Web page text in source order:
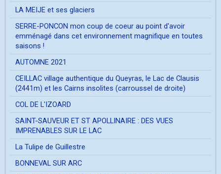
LA MEIJE et ses glaciers
SERRE-PONCON mon coup de coeur au point d'avoir
emménagé dans cet environnement magnifique en toutes
saisons !
AUTOMNE 2021
CEILLAC village authentique du Queyras, le Lac de Clausis
(2441m) et les Cairns insolites (carroussel de droite)
COL DE L'IZOARD
SAINT-SAUVEUR ET ST APOLLINAIRE : DES VUES
IMPRENABLES SUR LE LAC
La Tulipe de Guillestre
BONNEVAL SUR ARC